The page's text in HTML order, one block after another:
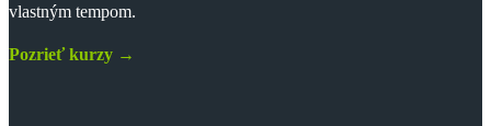
vlastným tempom.
Pozrieť kurzy →